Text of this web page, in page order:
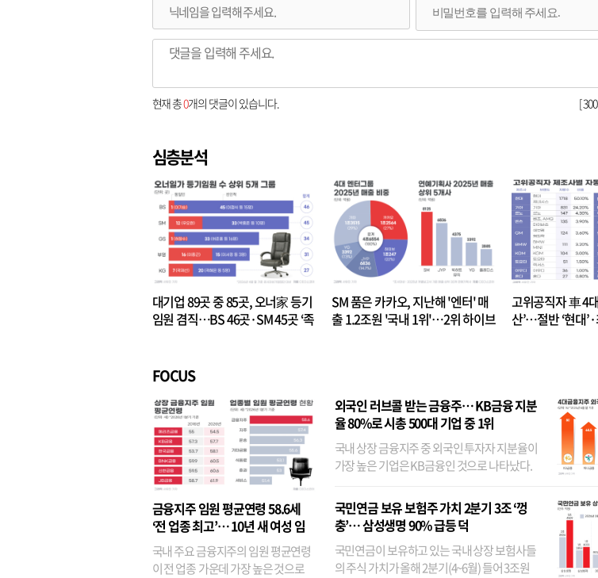
[
현재 총0개의 댓글이 있습니다.
심층분석
대기업 89곳 중 85곳, 오너家 등기
임원 겸직…BS 46곳·SM 45곳 ‘족
SM 품은 카카오, 지난해 '엔터' 매
출 1.2조원 '국내 1위'…2위 하이브
고위공직자 車 4
산’…절반 ‘현대
FOCUS
금융지주 임원 평균연령 58.6세
‘전 업종 최고’… 10년 새 여성 임
원은 14배 껑충
국내 주요 금융지주의 임원 평균연령
이 전 업종 가운데 가장 높은 것으로
외국인 러브콜 받는 금융주… KB금융 지분
율 80%로 시총 500대 기업 중 1위
국내 상장 금융지주 중 외국인 투자자 지분율이
가장 높은 기업은 KB금융인 것으로 나타났다.
융이었다. 특히 KB금융은 지난달 말 기준 해외
기관투자자 지분율이...
국민연금 보유 보험주 가치 2분기 3조 ‘껑
충’… 삼성생명 90% 급등 덕
국민연금이 보유하고 있는 국내 상장 보험사들
의 주식 가치가 올해 2분기(4~6월) 들어 3조원